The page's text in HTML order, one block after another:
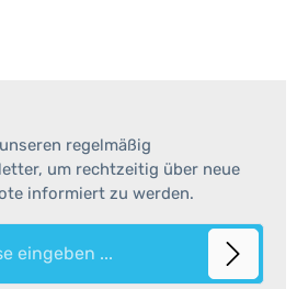
regelmäßig
um rechtzeitig über neue
informiert zu werden.